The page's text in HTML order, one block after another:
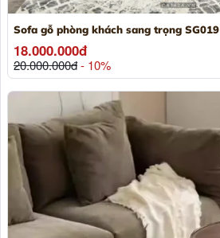
Sofa gỗ phòng khách sang trọng SG019
18.000.000đ
20.000.000đ- 10%